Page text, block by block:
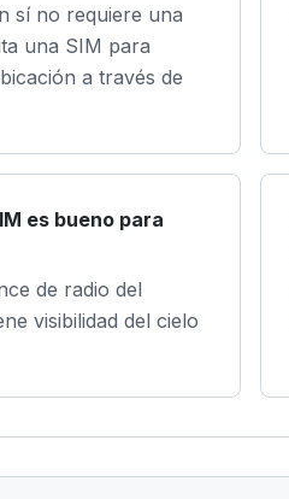
sí no requiere una
una SIM para
a través de
es bueno para
de radio del
visibilidad del cielo